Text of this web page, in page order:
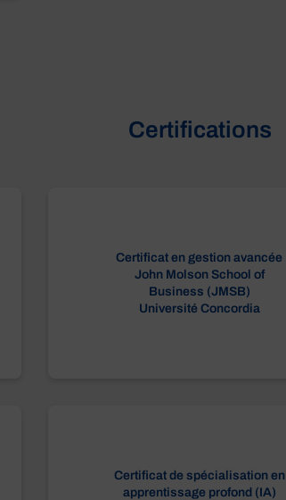
Certifications
Certificat en gestion avancée
John Molson School of
Business (JMSB)
Université Concordia
Certificat de spécialisation en
apprentissage profond (IA)